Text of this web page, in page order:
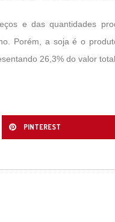
e das quantidades
Porém, a soja é o
26,3% do valor
PINTEREST